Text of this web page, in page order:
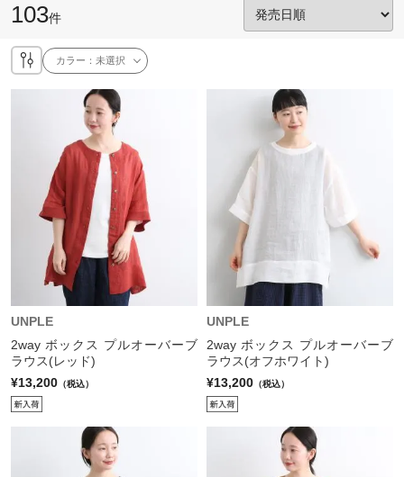
103件
カラー：未選択
UNPLE
2way ボックス プルオーバーブ
ラウス(レッド)
¥13,200 （税込）
UNPLE
2way ボックス プルオーバーブ
ラウス(オフホワイト)
¥13,200 （税込）